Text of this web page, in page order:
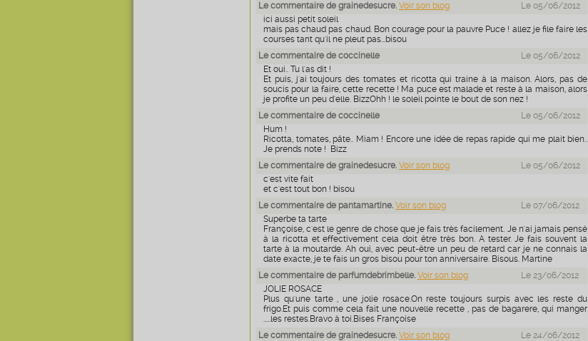
Le commentaire de grainedesucre. Voir son blog
Le 05/06/2012
ici aussi petit soleil
mais pas chaud pas chaud. Bon courage pour la pauvre Puce ! allez je file faire les
courses tant qu'il ne pleut pas...bisou
Le commentaire de coccinelle
Le 05/06/2012
Et oui.. Tu l'as dit !
Et puis, j'ai toujours des tomates et ricotta qui traine à la maison. Alors, pas de
soucis pour la faire, cette recette ! Ma puce est malade et reste à la maison, alors
je profite un peu d'elle. BizzOhh ! le soleil pointe le bout de son nez !
Le commentaire de coccinelle
Le 05/06/2012
Hum !
Ricotta, tomates, pâte.. Miam ! Encore une idée de repas rapide qui me plait bien..
Je prends note ! Bizz
Le commentaire de grainedesucre. Voir son blog
Le 05/06/2012
c'est vite fait
et c'est tout bon ! bisou
Le commentaire de pantamartine. Voir son blog
Le 07/06/2012
Superbe ta tarte
Françoise, c'est le genre de chose que je fais très facilement. Je n'ai jamais pensé
à la ricotta et effectivement cela doit être très bon. A tester. Je fais souvent la
tarte à la moutarde. Ah oui, avec peut-être un peu de retard car je ne connais la
date exacte, je te fais un gros bisou pour ton anniversaire. Bisous. Martine
Le commentaire de parfumdebrimbelle. Voir son blog
Le 23/06/2012
JOLIE ROSACE
Plus qu'une tarte , une jolie rosace.On reste toujours surpis avec les reste du
frigo.Et puis comme cela fait une nouvelle recette , pas de bagarere, qui manger
.....les restes.Bravo à toi.Bises Françoise
Le commentaire de grainedesucre. Voir son blog
Le 24/06/2012